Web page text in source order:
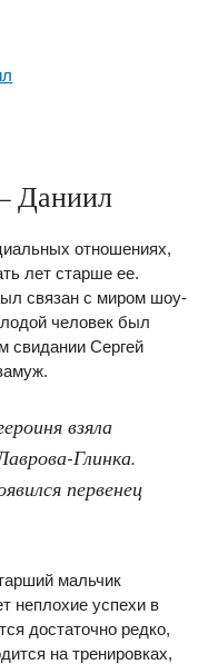
Даниил
отношениях,
лет старше ее.
связан с миром шоу-
человек был
свидании Сергей
взяла
Глинка.
первенец
мальчик
неплохие успехи в
достаточно редко,
на тренировках,